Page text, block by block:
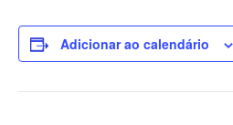
Adicionar ao calendário